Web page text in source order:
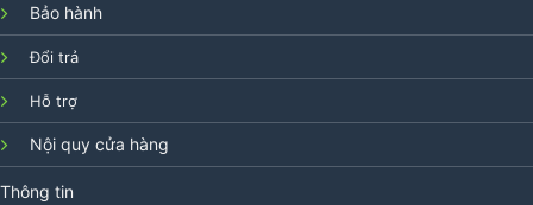
Bảo hành
Đổi trả
Hỗ trợ
Nội quy cửa hàng
Thông tin